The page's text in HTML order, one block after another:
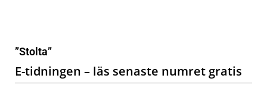
”Stolta”
E-tidningen – läs senaste numret gratis